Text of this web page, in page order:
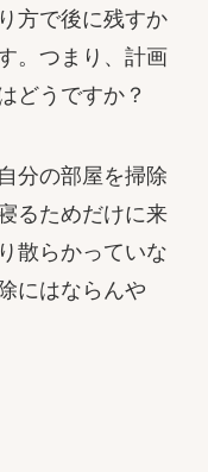
方で後に残すか
。つまり、計画
どうですか？
分の部屋を掃除
るためだけに来
散らかっていな
にはならんや